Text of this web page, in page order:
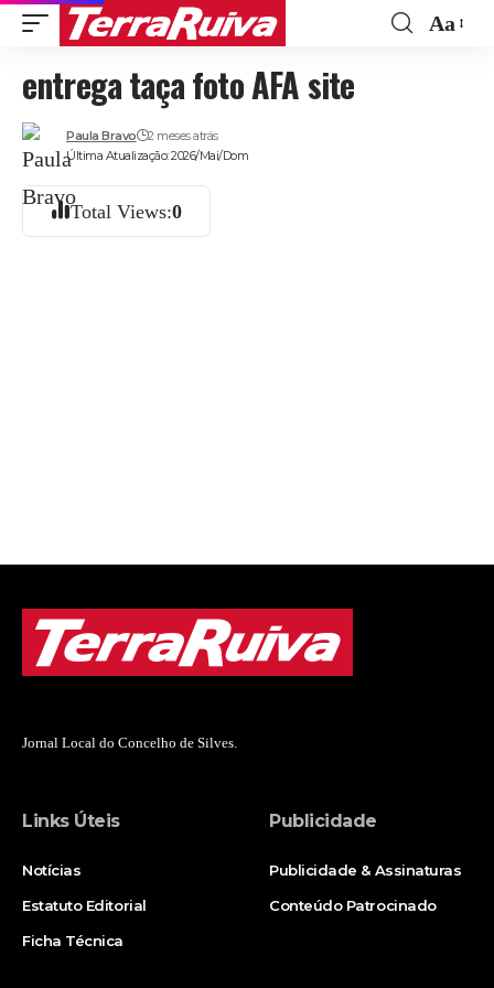
Aa
entrega taça foto AFA site
Última Atualização: 2026/Mai/Dom
Paula Bravo 2 meses atrás
Total Views:0
Jornal Local do Concelho de Silves.
Links Úteis
Notícias
Estatuto Editorial
Ficha Técnica
Publicidade
Publicidade & Assinaturas
Conteúdo Patrocinado